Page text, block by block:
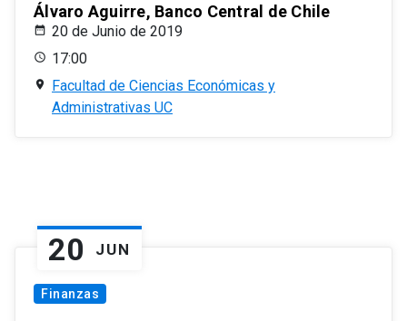
Álvaro Aguirre, Banco Central de Chile
20 de Junio de 2019
17:00
Facultad de Ciencias Económicas y
Administrativas UC
20 JUN
Finanzas